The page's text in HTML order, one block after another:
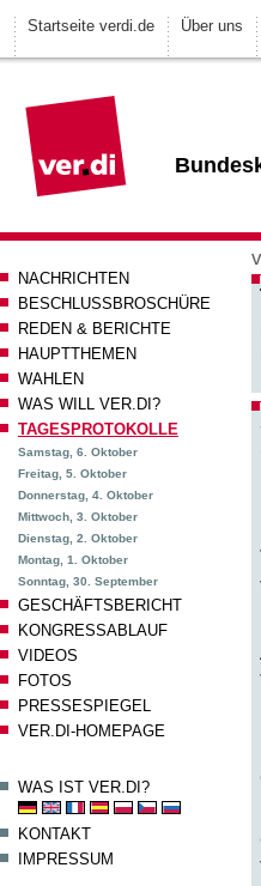
Startseite verdi.de Über uns
NACHRICHTEN
BESCHLUSSBROSCHÜRE
REDEN & BERICHTE
HAUPTTHEMEN
WAHLEN
WAS WILL VER.DI?
TAGESPROTOKOLLE
Samstag, 6. Oktober
Freitag, 5. Oktober
Donnerstag, 4. Oktober
Mittwoch, 3. Oktober
Dienstag, 2. Oktober
Montag, 1. Oktober
Sonntag, 30. September
GESCHÄFTSBERICHT
KONGRESSABLAUF
VIDEOS
FOTOS
PRESSESPIEGEL
VER.DI-HOMEPAGE
WAS IST VER.DI?
KONTAKT
IMPRESSUM